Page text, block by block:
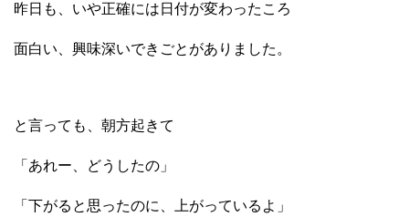
昨日も、いや正確には日付が変わったころ
面白い、興味深いできごとがありました。
と言っても、朝方起きて
「あれー、どうしたの」
「下がると思ったのに、上がっているよ」